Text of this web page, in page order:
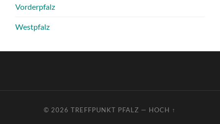
Vorderpfalz
Westpfalz
© 2026TREFFPUNKT PFALZ — HOCH ↑